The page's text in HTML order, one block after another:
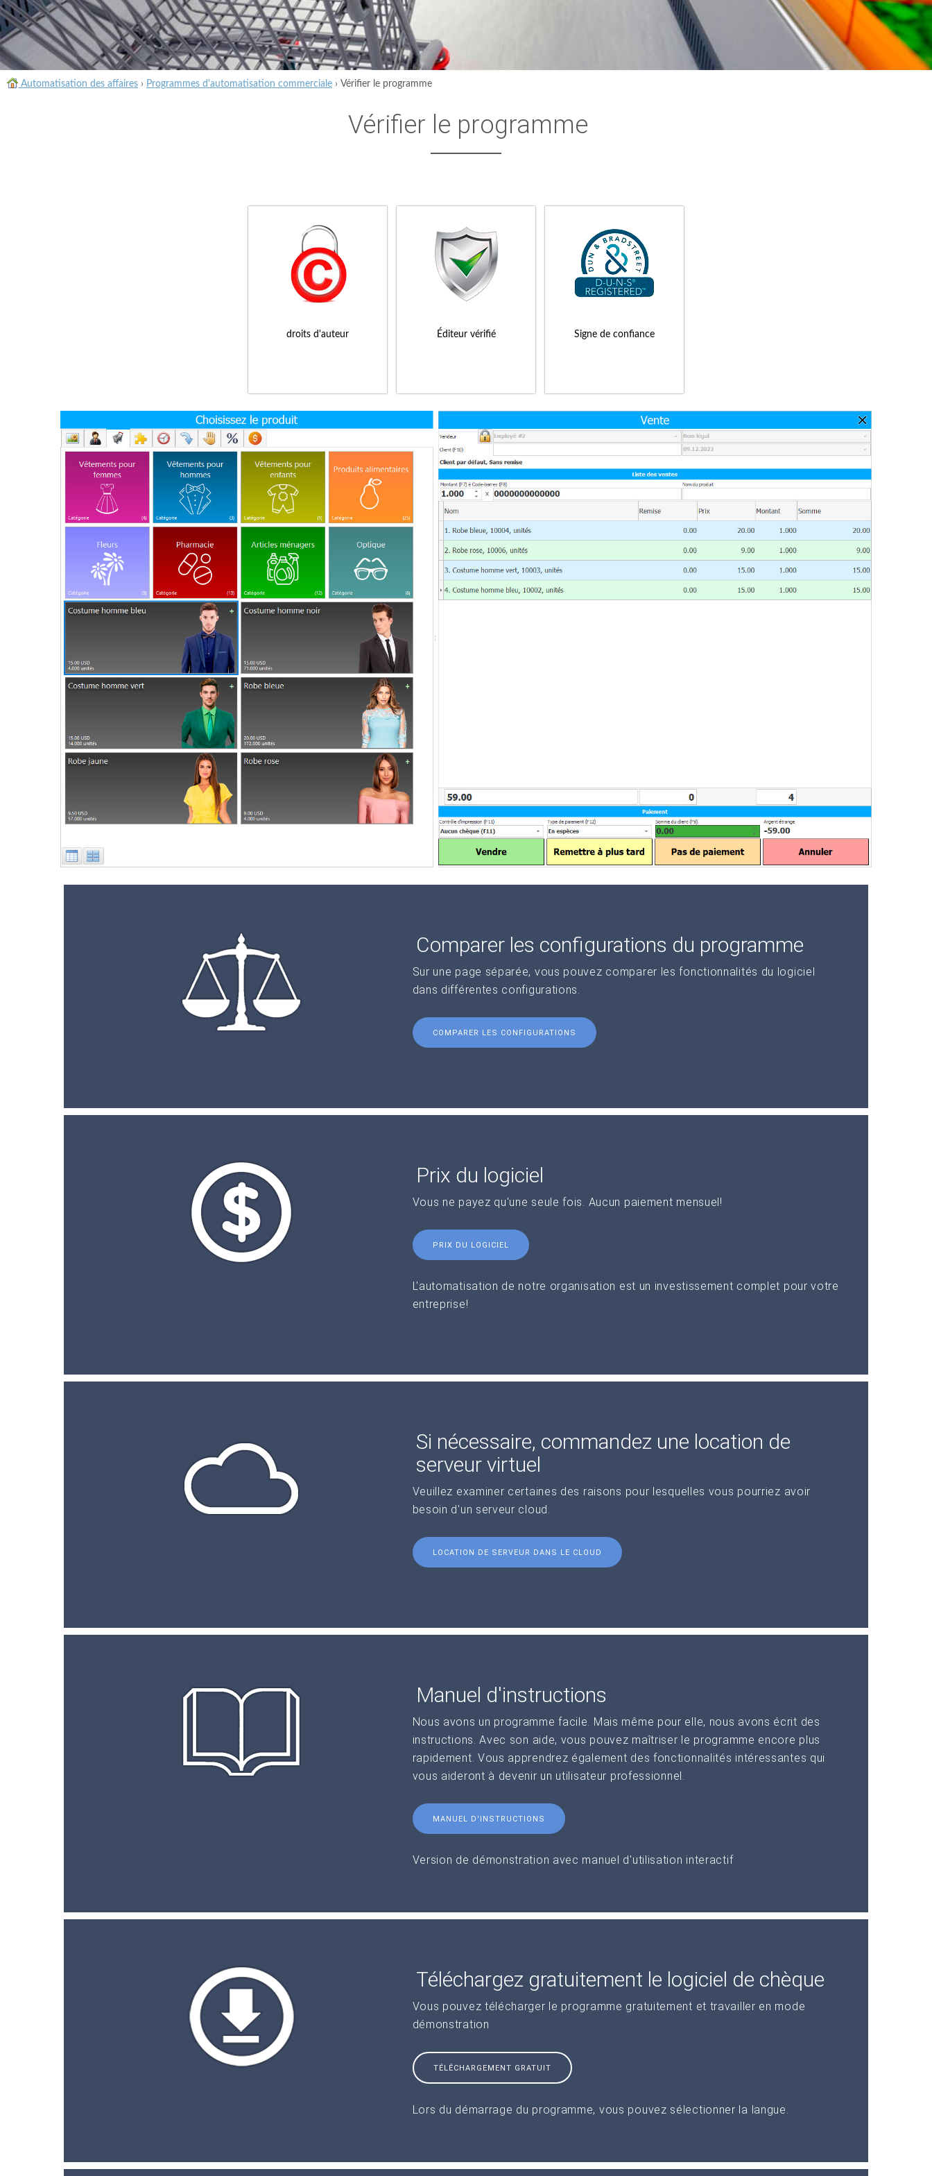
Automatisation des affaires › Programmes d'automatisation commerciale › Vérifier le programme
Vérifier le programme
droits d'auteur Éditeur vérifié Signe de confiance
Comparer les configurations du programme
Sur une page séparée, vous pouvez comparer les fonctionnalités du logiciel
dans différentes configurations.
COMPARER LES CONFIGURATIONS
Prix du logiciel
Vous ne payez qu'une seule fois. Aucun paiement mensuel!
PRIX DU LOGICIEL
L'automatisation de notre organisation est un investissement complet pour votre
entreprise!
Si nécessaire, commandez une location de
serveur virtuel
Veuillez examiner certaines des raisons pour lesquelles vous pourriez avoir
besoin d'un serveur cloud.
LOCATION DE SERVEUR DANS LE CLOUD
Manuel d'instructions
Nous avons un programme facile. Mais même pour elle, nous avons écrit des
instructions. Avec son aide, vous pouvez maîtriser le programme encore plus
rapidement. Vous apprendrez également des fonctionnalités intéressantes qui
vous aideront à devenir un utilisateur professionnel.
MANUEL D'INSTRUCTIONS
Version de démonstration avec manuel d'utilisation interactif
Téléchargez gratuitement le logiciel de chèque
Vous pouvez télécharger le programme gratuitement et travailler en mode
démonstration
TÉLÉCHARGEMENT GRATUIT
Lors du démarrage du programme, vous pouvez sélectionner la langue.